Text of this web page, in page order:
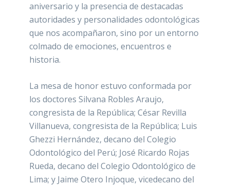
aniversario y la presencia de destacadas
autoridades y personalidades odontológicas
que nos acompañaron, sino por un entorno
colmado de emociones, encuentros e
historia.
La mesa de honor estuvo conformada por
los doctores Silvana Robles Araujo,
congresista de la República; César Revilla
Villanueva, congresista de la República; Luis
Ghezzi Hernández, decano del Colegio
Odontológico del Perú; José Ricardo Rojas
Rueda, decano del Colegio Odontológico de
Lima; y Jaime Otero Injoque, vicedecano del